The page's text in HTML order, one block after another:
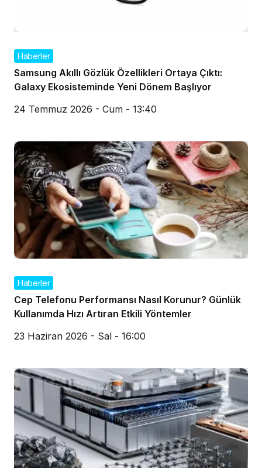
Haberler
Samsung Akıllı Gözlük Özellikleri Ortaya Çıktı:
Galaxy Ekosisteminde Yeni Dönem Başlıyor
24 Temmuz 2026 - Cum - 13:40
Haberler
Cep Telefonu Performansı Nasıl Korunur? Günlük
Kullanımda Hızı Artıran Etkili Yöntemler
23 Haziran 2026 - Sal - 16:00